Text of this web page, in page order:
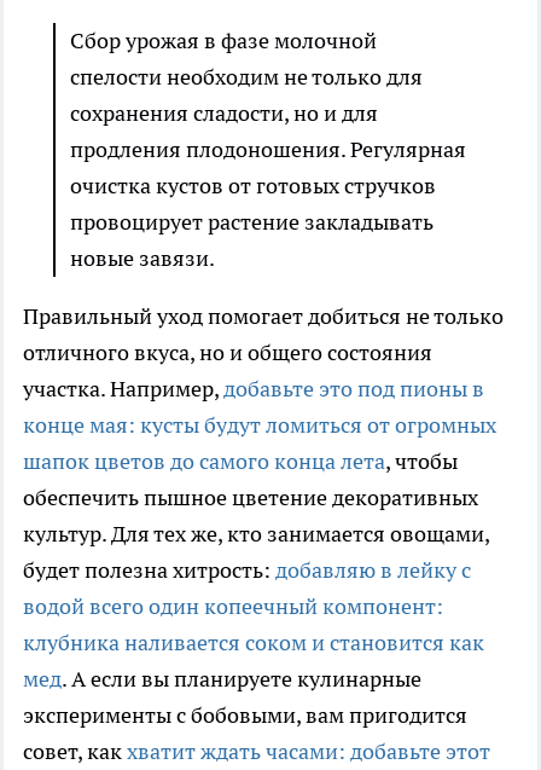
Сбор урожая в фазе молочной
спелости необходим не только для
сохранения сладости, но и для
продления плодоношения. Регулярная
очистка кустов от готовых стручков
провоцирует растение закладывать
новые завязи.
Правильный уход помогает добиться не только
отличного вкуса, но и общего состояния
участка. Например,добавьте это под пионы в
конце мая: кусты будут ломиться от огромных
шапок цветов до самого конца лета, чтобы
обеспечить пышное цветение декоративных
культур. Для тех же, кто занимается овощами,
будет полезна хитрость: добавляю в лейку с
водой всего один копеечный компонент:
клубника наливается соком и становится как
мед. А если вы планируете кулинарные
эксперименты с бобовыми, вам пригодится
совет, какхватит ждать часами: добавьте этот